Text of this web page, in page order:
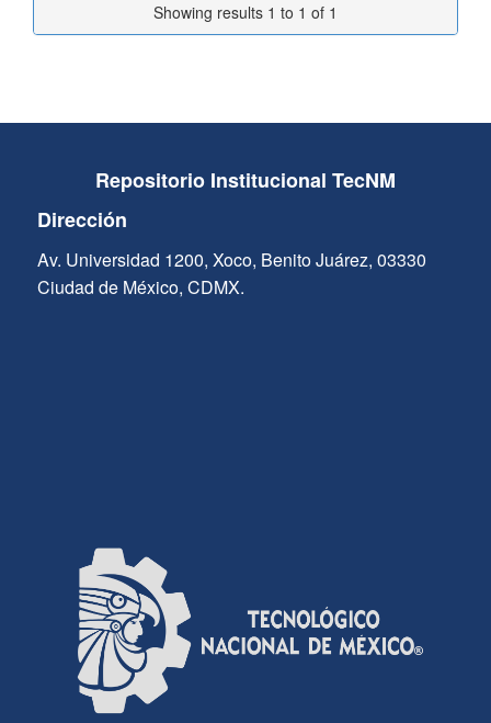
Showing results 1 to 1 of 1
Repositorio Institucional TecNM
Dirección
Av. Universidad 1200, Xoco, Benito Juárez, 03330
Ciudad de México, CDMX.